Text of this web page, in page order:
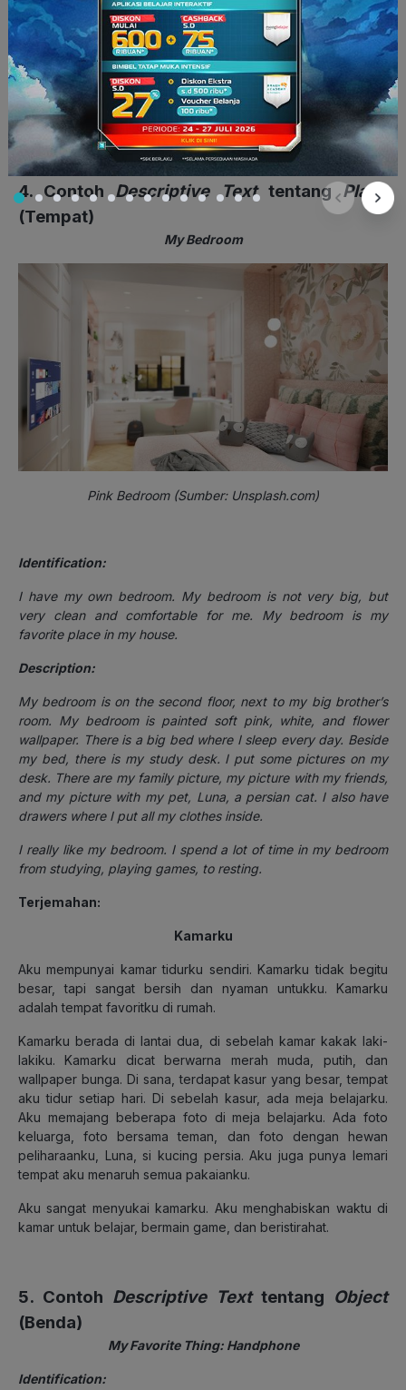
basket antar sekolah.
Shasa merupakan pribadi yang pintar dan ramah. Dia
menginspirasiku untuk bekerja keras. Dia sering membantuku
mengerjakan PR dan selalu menghormati orang yang lebih
tua. Semua orang menyukainya. Dan aku pun senang punya
teman seperti dia.
4. ContohDescriptive TexttentangPlace
(Tempat)
My Bedroom
Pink Bedroom (Sumber: Unsplash.com)
Identification:
I have my own bedroom. My bedroom is not very big, but
very clean and comfortable for me. My bedroom is my
favorite place in my house.
Description:
My bedroom is on the second floor, next to my big brother’s
room. My bedroom is painted soft pink, white, and flower
wallpaper. There is a big bed where I sleep every day. Beside
my bed, there is my study desk. I put some pictures on my
desk. There are my family picture, my picture with my friends,
and my picture with my pet, Luna, a persian cat. I also have
drawers where I put all my clothes inside.
I really like my bedroom. I spend a lot of time in my bedroom
from studying, playing games, to resting.
Terjemahan:
Kamarku
Aku mempunyai kamar tidurku sendiri. Kamarku tidak begitu
besar, tapi sangat bersih dan nyaman untukku. Kamarku
adalah tempat favoritku di rumah.
Kamarku berada di lantai dua, di sebelah kamar kakak laki-
lakiku. Kamarku dicat berwarna merah muda, putih, dan
wallpaper bunga. Di sana, terdapat kasur yang besar, tempat
aku tidur setiap hari. Di sebelah kasur, ada meja belajarku.
Aku memajang beberapa foto di meja belajarku. Ada foto
keluarga, foto bersama teman, dan foto dengan hewan
peliharaanku, Luna, si kucing persia. Aku juga punya lemari
tempat aku menaruh semua pakaianku.
Aku sangat menyukai kamarku. Aku menghabiskan waktu di
kamar untuk belajar, bermain game, dan beristirahat.
5. Contoh Descriptive Texttentang Object
(Benda)
My Favorite Thing: Handphone
Identification: